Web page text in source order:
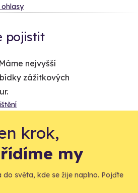
pojistit
nejvyšší
zážitkových
krok,
my
do světa, kde se žije naplno. Pojďte